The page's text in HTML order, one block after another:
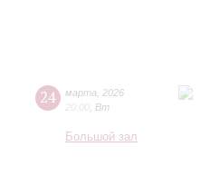
24 марта
2026
20:00 Вт
Большой зал